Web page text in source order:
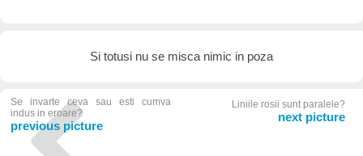
Si totusi nu se misca nimic in poza
Se invarte ceva sau esti cumva
indus in eroare?
previous picture
Liniile rosii sunt paralele?
next picture